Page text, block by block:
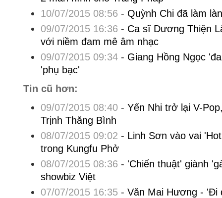
10/07/2015 08:56 - Quỳnh Chi đã làm
09/07/2015 16:36 - Ca sĩ Dương Thiện
với niềm đam mê âm nhạc
09/07/2015 09:34- Giang Hồng Ngọc
'phụ bạc'
Tin cũ hơn:
09/07/2015 08:40- Yến Nhi trở lại V-
Trịnh Thăng Bình
08/07/2015 09:02 - Linh Sơn vào vai
trong Kungfu Phở
08/07/2015 08:36 - 'Chiến thuật' giành
showbiz Việt
07/07/2015 16:35- Văn Mai Hương - 'Đi